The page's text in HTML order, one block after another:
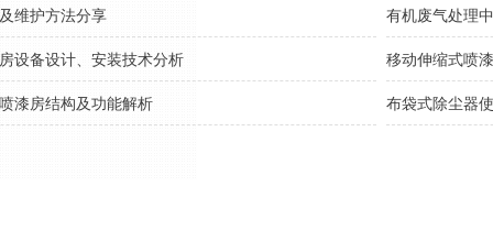
维护方法分享 有机废气处理
设备设计、安装技术分析 移动伸缩式喷
漆房结构及功能解析 布袋式除尘器